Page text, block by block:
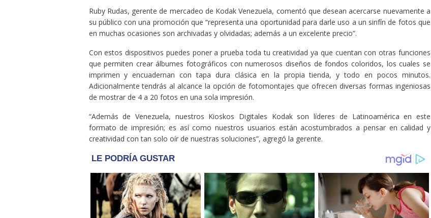
Ruby Rudas, gerente de mercadeo de Kodak Venezuela, comentó que desean acercarse nuevamente a
su público con una promoción que “representa una oportunidad para darle uso a un sinfín de fotos que
en muchas ocasiones son archivadas y olvidadas; además a un excelente precio”.
Con estos dispositivos puedes poner a prueba toda tu creatividad ya que cuentan con otras funciones
que permiten crear álbumes fotográficos con numerosos diseños de fondos coloridos, los cuales se
imprimen y encuadernan con tapa dura clásica en la propia tienda, y todo en pocos minutos.
Adicionalmente tendrás al alcance la opción de fotomontajes que ofrecen diversas formas ingeniosas
de mostrar de 4 a 20 fotos en una sola impresión.
“Además de Venezuela, nuestros Kioskos Digitales Kodak son líderes de Latinoamérica en este
formato de impresión; es así como nuestros usuarios están acostumbrados a pensar en calidad y
creatividad con tan solo oír de nuestras soluciones”, agregó la gerente.